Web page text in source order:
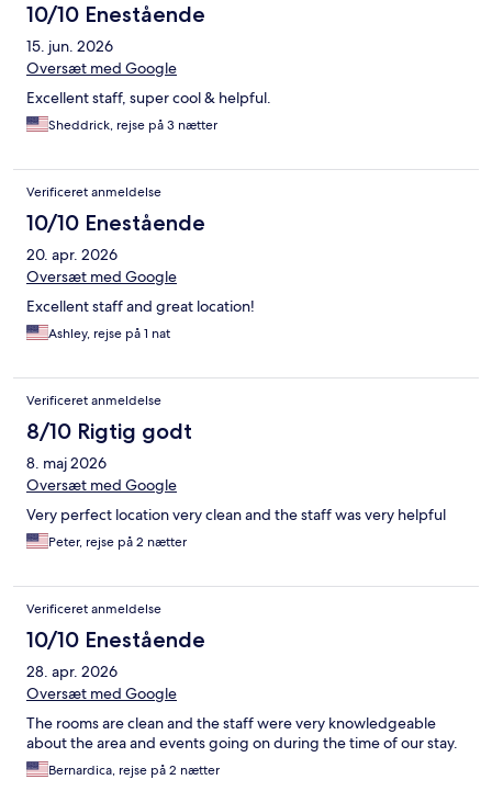
10/10 Enestående
15. jun. 2026
Oversæt med Google
Excellent staff, super cool & helpful.
Sheddrick, rejse på 3 nætter
Verificeret anmeldelse
10/10 Enestående
20. apr. 2026
Oversæt med Google
Excellent staff and great location!
Ashley, rejse på 1 nat
Verificeret anmeldelse
8/10 Rigtig godt
8. maj 2026
Oversæt med Google
Very perfect location very clean and the staff was very helpful
Peter, rejse på 2 nætter
Verificeret anmeldelse
10/10 Enestående
28. apr. 2026
Oversæt med Google
The rooms are clean and the staff were very knowledgeable
about the area and events going on during the time of our stay.
Bernardica, rejse på 2 nætter